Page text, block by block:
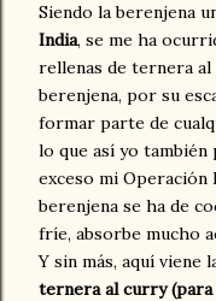
Siendo la berenjena
India, se me ha
rellenas de ternera al
berenjena, por su
formar parte de
lo que así yo
exceso mi Operación
berenjena se ha de
fríe, absorbe mucho
Y sin más, aquí viene
ternera al curry (para